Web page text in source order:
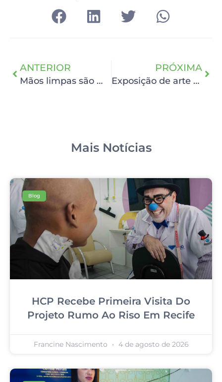
ANTERIOR
Mãos limpas são mãos seguras
PRÓXIMA
Exposição de arte natalina no HCP
Mais Notícias
Blog
HCP Recebe Primeira Visita Do
Projeto Rumo Ao Riso Em Recife
Francine Nascimento 4 de agosto de 2026